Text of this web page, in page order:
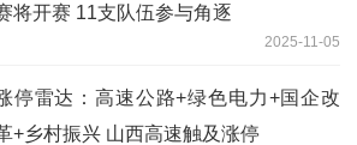
将开赛 11支队伍参与角逐
2025-11-05
停雷达：高速公路+绿色电力+国企改
+乡村振兴 山西高速触及涨停